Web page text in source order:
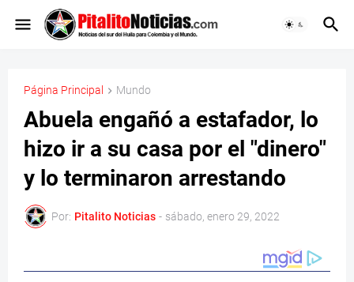
Página Principal Mundo
Abuela engañó a estafador, lo
hizo ir a su casa por el "dinero"
y lo terminaron arrestando
Por: Pitalito Noticias - sábado, enero 29, 2022